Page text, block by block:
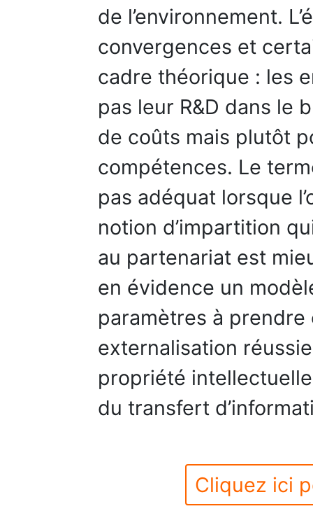
de l’environnement.
convergences et
cadre théorique : les
pas leur R&D dans le
de coûts mais plutôt
compétences. Le
pas adéquat lorsque
notion d’impartition
au partenariat est
en évidence un
paramètres à
externalisation
propriété
du transfert
Cliquez ici